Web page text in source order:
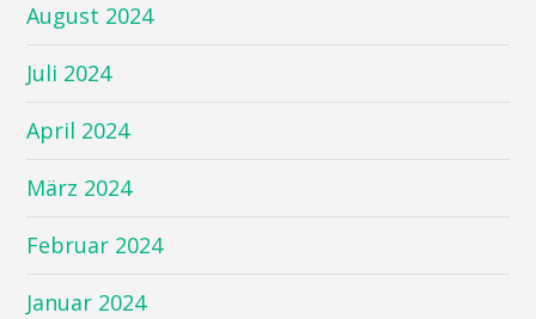
August 2024
Juli 2024
April 2024
März 2024
Februar 2024
Januar 2024